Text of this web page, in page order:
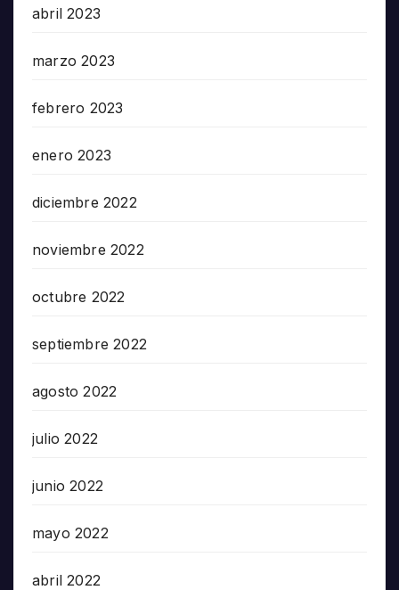
abril 2023
marzo 2023
febrero 2023
enero 2023
diciembre 2022
noviembre 2022
octubre 2022
septiembre 2022
agosto 2022
julio 2022
junio 2022
mayo 2022
abril 2022